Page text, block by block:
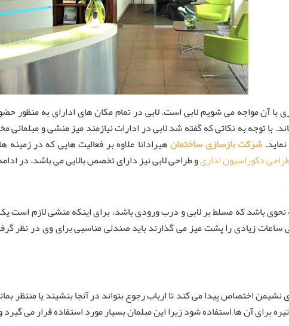
با آن مواجه می شویم لابی است. لابی در تمام مکان های ادارای به منظور
با توجه به نکاتی که گفته شد لابی در ادارات نیازمند میز منشی و
شرکت بازسازی ساختمانهیرادانا علاوه بر فعالیت هایی که در زمینه
دکوراسیون اداریو طراحی لابی نیز دارای تخصص بالایی می باشد. در
ساعات زیادی را پشت میز می گذارند باید صندلی مناسبی برای وی در نظر
اختصاص پیدا می کند تا ارباب رجوع بتواند در آنجا بنشیند یا منتظر
برای آن ها استفاده شود زیرا این مبلمان بسیار مورد استفاده قرار می